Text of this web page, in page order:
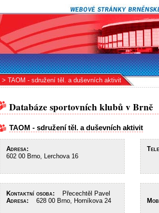
> TAOM - sdružení těl. a duševních aktivit
Databáze sportovních klubů v Brně
TAOM - sdružení těl. a duševních aktivit
Adresa:
602 00 Brno, Lerchova 16
Kontaktní osoba: Přecechtěl Pavel
Adresa: 628 00 Brno, Horníkova 24